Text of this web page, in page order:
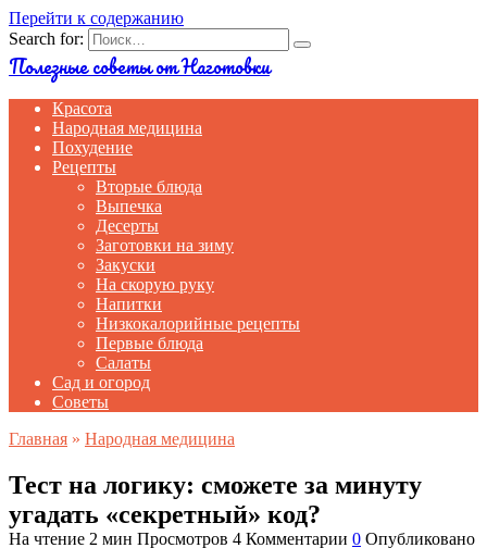
Перейти к содержанию
Search for:
Полезные советы от Наготовки
Красота
Народная медицина
Похудение
Рецепты
Вторые блюда
Выпечка
Десерты
Заготовки на зиму
Закуски
На скорую руку
Напитки
Низкокалорийные рецепты
Первые блюда
Салаты
Сад и огород
Советы
Главная » Народная медицина
Тест на логику: сможете за минуту
угадать «секретный» код?
На чтение 2 мин Просмотров 4 Комментарии 0 Опубликовано